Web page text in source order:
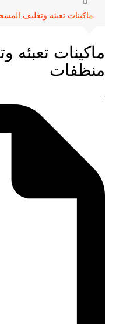
ماكينات تعبئه وتغليف
ماكينات تعبئه
منظفات